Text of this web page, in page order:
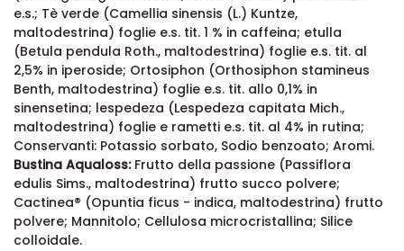
e.s.; Tè verde (Camellia sinensis (L.) Kuntze,
maltodestrina) foglie e.s. tit. 1 % in caffeina; etulla
(Betula pendula Roth., maltodestrina) foglie e.s. tit. al
2,5% in iperoside; Ortosiphon (Orthosiphon stamineus
Benth, maltodestrina) foglie e.s. tit. allo 0,1% in
sinensetina; lespedeza (Lespedeza capitata Mich.,
maltodestrina) foglie e rametti e.s. tit. al 4% in rutina;
Conservanti: Potassio sorbato, Sodio benzoato; Aromi.
Bustina Aqualoss:Frutto della passione (Passiflora
edulis Sims., maltodestrina) frutto succo polvere;
Cactinea® (Opuntia ficus - indica, maltodestrina) frutto
polvere; Mannitolo; Cellulosa microcristallina; Silice
colloidale.